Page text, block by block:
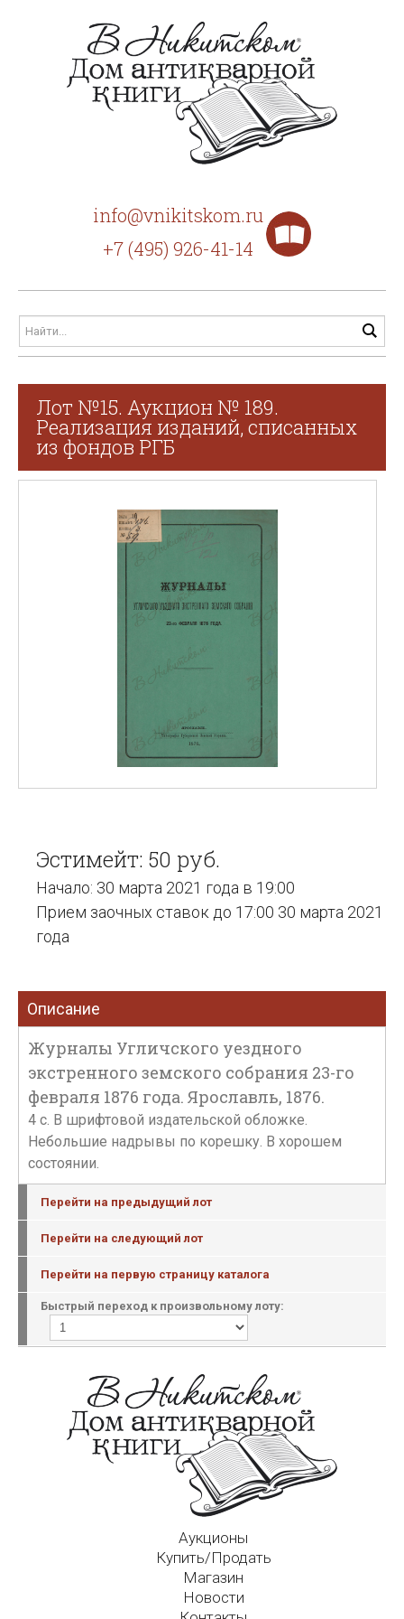
info@vnikitskom.ru
+7 (495) 926-41-14
Лот №15. Аукцион № 189.
Реализация изданий, списанных
из фондов РГБ
Эстимейт: 50 руб.
Начало: 30 марта 2021 года в 19:00
Прием заочных ставок до 17:00 30 марта 2021
года
Описание
Журналы Угличского уездного
экстренного земского собрания 23-го
февраля 1876 года. Ярославль, 1876.
4 с. В шрифтовой издательской обложке.
Небольшие надрывы по корешку. В хорошем
состоянии.
Перейти на предыдущий лот
Перейти на следующий лот
Перейти на первую страницу каталога
Быстрый переход к произвольному лоту:
Аукционы
Купить/Продать
Магазин
Новости